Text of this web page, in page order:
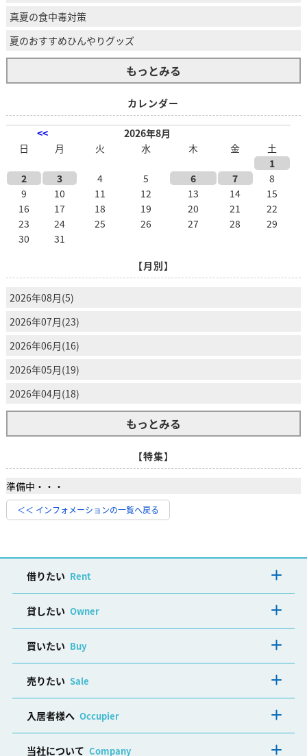
真夏の食中毒対策
夏のおすすめひんやりグッズ
もっとみる
カレンダー
<<
2026年8月
日
月 火 水 木 金
土
1
2
3 4 5 6 7
8
9
10 11 12 13 14
15
16
17 18 19 20 21
22
23
24 25 26 27 28
29
30
31
【月別】
2026年08月(5)
2026年07月(23)
2026年06月(16)
2026年05月(19)
2026年04月(18)
もっとみる
【特集】
準備中・・・
＜＜ インフォメーションの一覧へ戻る
借りたい Rent
貸したい Owner
買いたい Buy
売りたい Sale
入居者様へ Occupier
当社について Company